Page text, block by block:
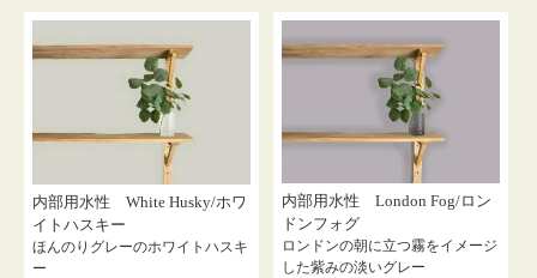
内部用水性 White Husky/ホワ
イトハスキー
ほんのりグレーのホワイトハスキ
ー
内部用水性 London Fog/ロン
ドンフォグ
ロンドンの朝に立つ霧をイメージ
した紫みの淡いグレー